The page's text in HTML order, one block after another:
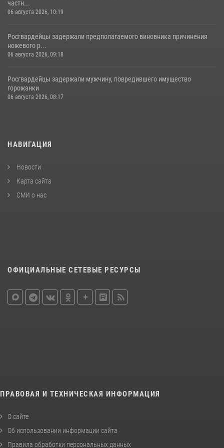
частн...
06 августа 2026, 10:19
Росгвардейцы задержали предполагаемого виновника причинения
ножевого р...
06 августа 2026, 09:18
Росгвардейцы задержали мужчину, повредившего имущество
горожанки
06 августа 2026, 08:17
НАВИГАЦИЯ
Новости
Карта сайта
СМИ о нас
ОФИЦИАЛЬНЫЕ СЕТЕВЫЕ РЕСУРСЫ
ПРАВОВАЯ И ТЕХНИЧЕСКАЯ ИНФОРМАЦИЯ
О сайте
Об использовании информации сайта
Правила обработки персональных данных